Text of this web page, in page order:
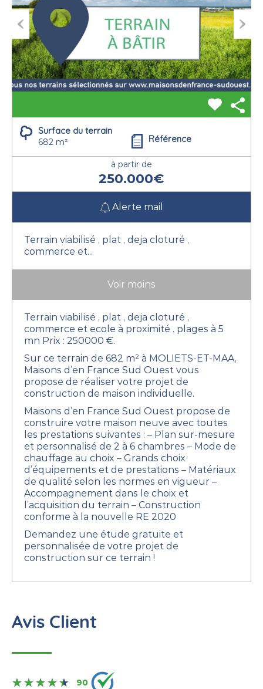
Previous Next
Surface du terrain
682 m² Référence
à partir de
250.000€
Alerte mail
Terrain viabilisé , plat , deja cloturé ,
commerce et...
Voir moins
Terrain viabilisé , plat , deja cloturé ,
commerce et ecole à proximité . plages à 5
mn Prix : 250000 €.
Sur ce terrain de 682 m² à MOLIETS-ET-MAA,
Maisons d’en France Sud Ouest vous
propose de réaliser votre projet de
construction de maison individuelle.
Maisons d’en France Sud Ouest propose de
construire votre maison neuve avec toutes
les prestations suivantes : – Plan sur-mesure
et personnalisé de 2 à 6 chambres – Mode de
chauffage au choix – Grands choix
d’équipements et de prestations – Matériaux
de qualité selon les normes en vigueur –
Accompagnement dans le choix et
l’acquisition du terrain – Construction
conforme à la nouvelle RE 2020
Demandez une étude gratuite et
personnalisée de votre projet de
construction sur ce terrain !
Avis Client
90